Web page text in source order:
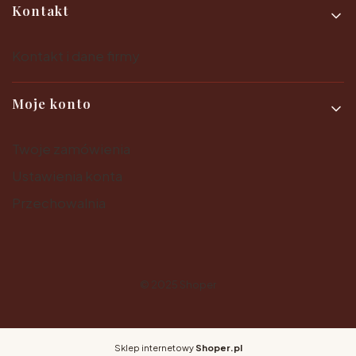
Kontakt
Moje konto
Sklep internetowy Shoper.pl